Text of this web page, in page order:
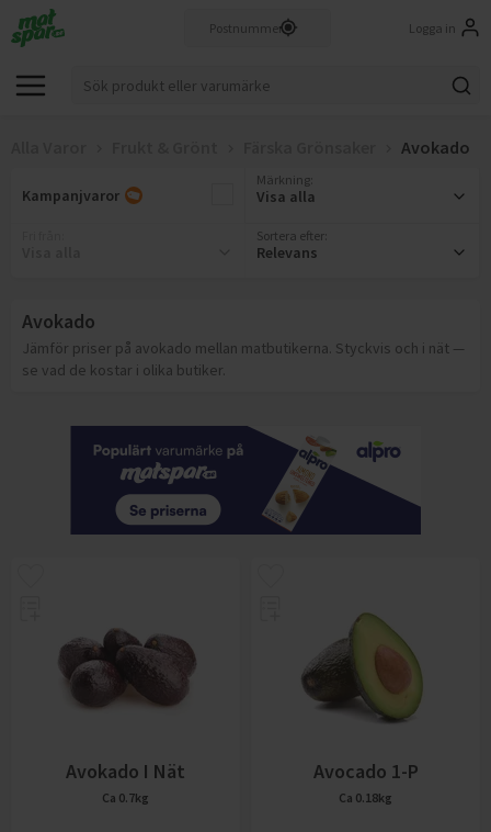
Logga in
Avokado
Kampanjvaror
Märkning
Visa alla
Sortera efter:
Relevans
Avokado
Jämför priser på avokado mellan matbutikerna. Styckvis och i nät —
se vad de kostar i olika butiker.
Avokado I Nät
Ca 0.7kg
Avocado 1-P
Ca 0.18kg